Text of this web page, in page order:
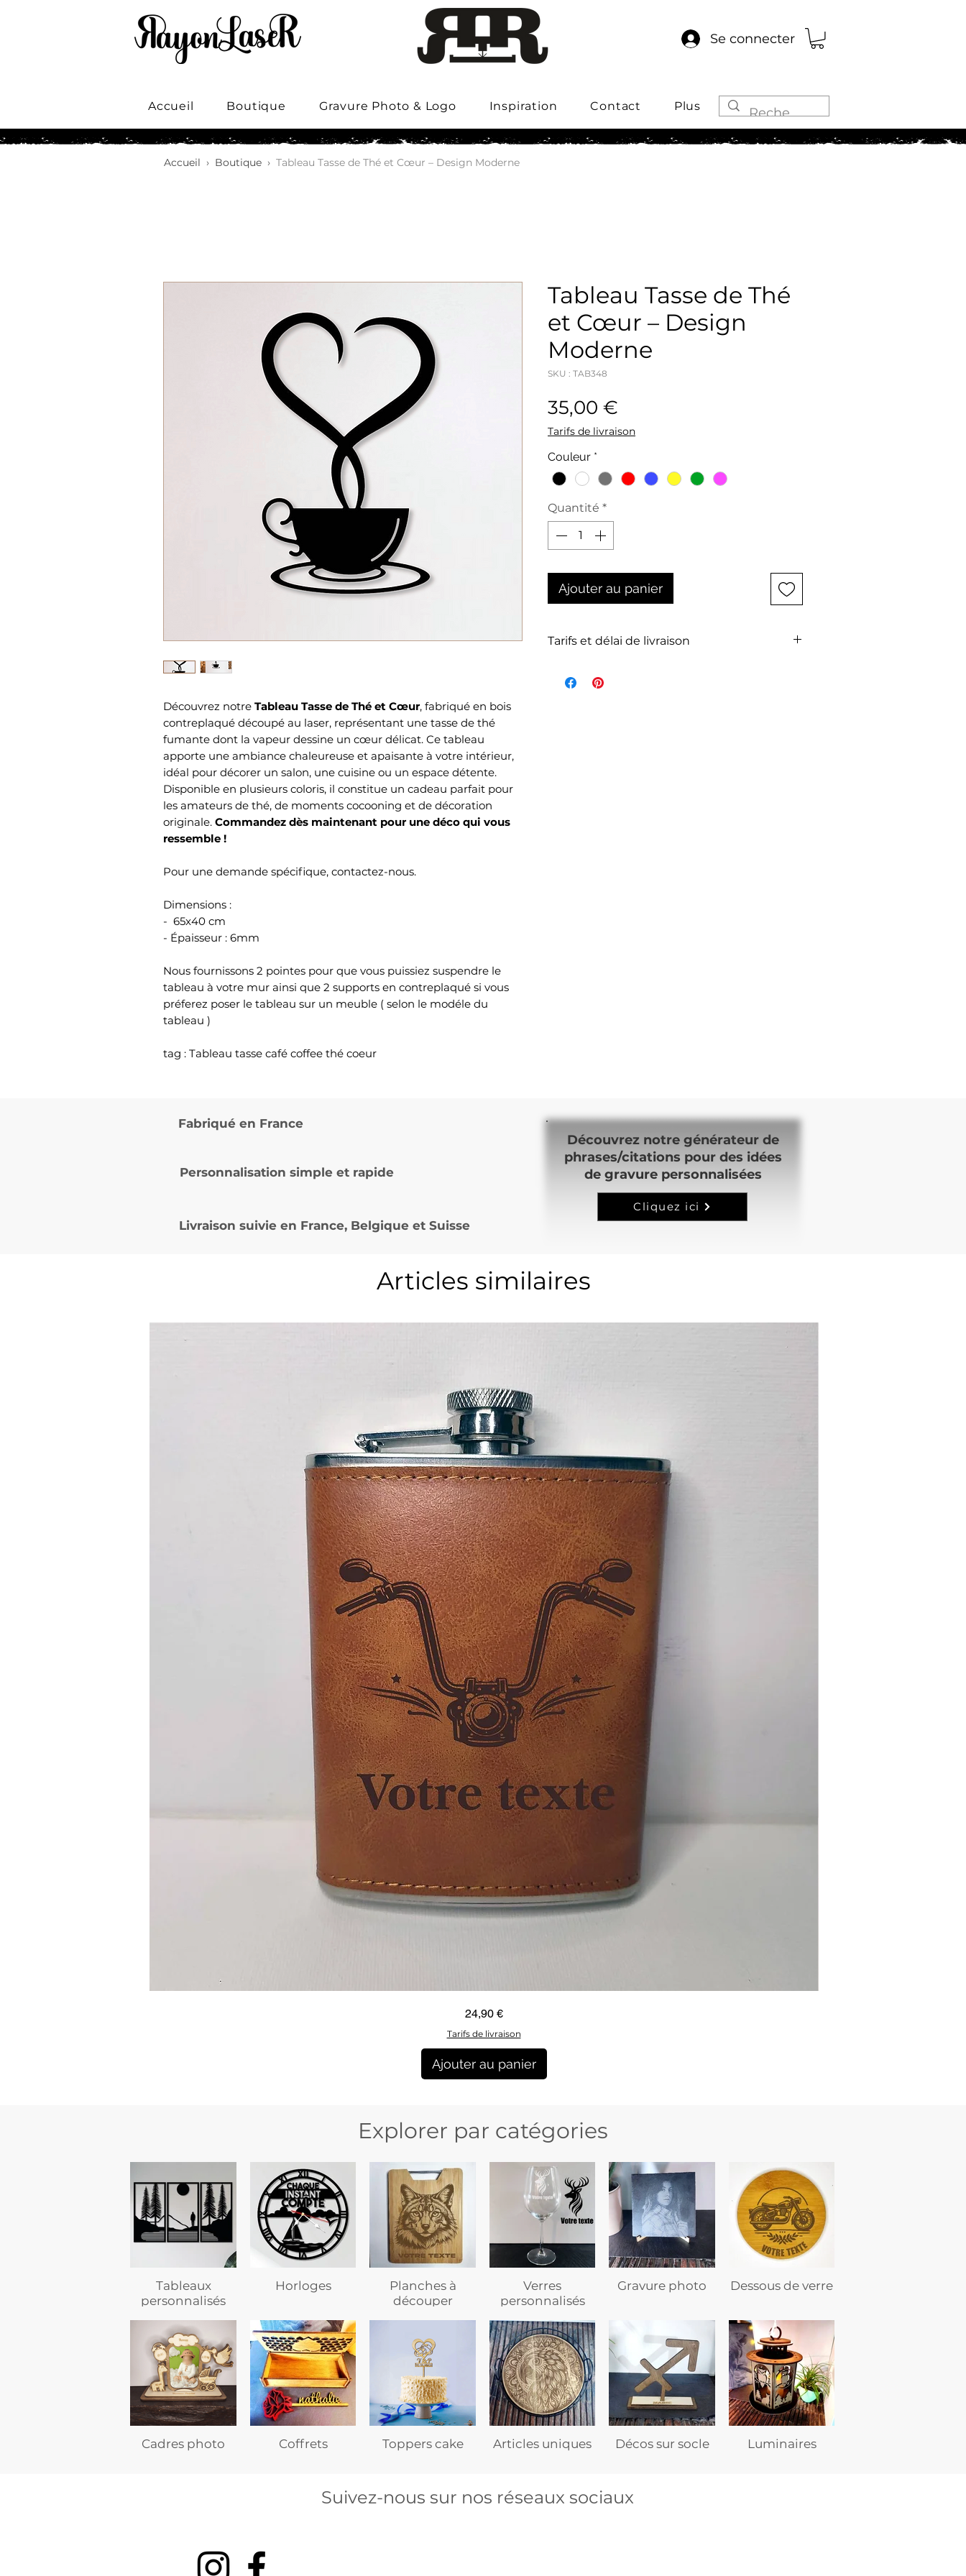
Se connecter
Accueil Boutique Gravure Photo & Logo Inspiration Contact Plus
Accueil › Boutique › Tableau Tasse de Thé et Cœur – Design Moderne
Découvrez notre Tableau Tasse de Thé et Cœur, fabriqué en bois
contreplaqué découpé au laser, représentant une tasse de thé
fumante dont la vapeur dessine un cœur délicat. Ce tableau
apporte une ambiance chaleureuse et apaisante à votre intérieur,
idéal pour décorer un salon, une cuisine ou un espace détente.
Disponible en plusieurs coloris, il constitue un cadeau parfait pour
les amateurs de thé, de moments cocooning et de décoration
originale. Commandez dès maintenant pour une déco qui vous
ressemble !
Pour une demande spécifique, contactez-nous.
Dimensions :
- 65x40 cm
- Épaisseur : 6mm
Nous fournissons 2 pointes pour que vous puissiez suspendre le
tableau à votre mur ainsi que 2 supports en contreplaqué si vous
préferez poser le tableau sur un meuble ( selon le modéle du
tableau )
tag : Tableau tasse café coffee thé coeur
Tableau Tasse de Thé
et Cœur – Design
Moderne
SKU : TAB348
35,00 €
Tarifs de livraison
Couleur *
Quantité *
Ajouter au panier
Tarifs et délai de livraison
de l'article et dépend du poids total de
Fabriqué en France
Personnalisation simple et rapide
Livraison suivie en France, Belgique et Suisse
Découvrez notre générateur de
phrases/citations pour des idées
de gravure personnalisées
Cliquez ici
Articles similaires
Aperçu rapide
Prix
24,90 €
Tarifs de livraison
Ajouter au panier
Explorer par catégories
Tableaux
personnalisés
Horloges
Planches à
découper
Verres
personnalisés
Gravure photo Dessous de verre
Cadres photo Coffrets Toppers cake Articles uniques Décos sur socle Luminaires
Suivez-nous sur nos réseaux sociaux